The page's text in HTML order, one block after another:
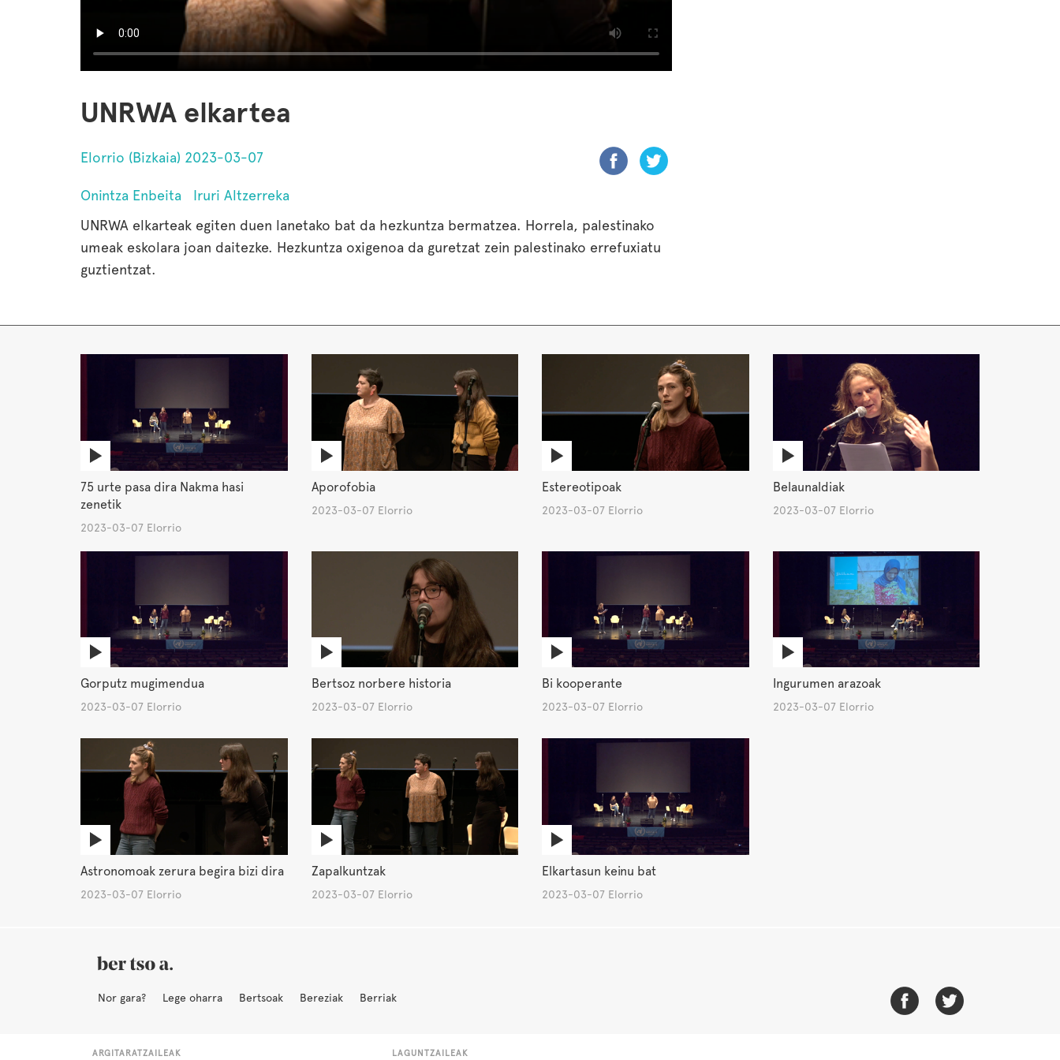
UNRWA elkartea
Elorrio (Bizkaia) 2023-03-07
Onintza Enbeita
Iruri Altzerreka
UNRWA elkarteak egiten duen lanetako bat da hezkuntza bermatzea. Horrela, palestinako
umeak eskolara joan daitezke. Hezkuntza oxigenoa da guretzat zein palestinako errefuxiatu
guztientzat.
75 urte pasa dira Nakma hasi
zenetik
2023-03-07 Elorrio
Aporofobia
2023-03-07 Elorrio
Estereotipoak
2023-03-07 Elorrio
Belaunaldiak
2023-03-07 Elorrio
Gorputz mugimendua
2023-03-07 Elorrio
Bertsoz norbere historia
2023-03-07 Elorrio
Bi kooperante
2023-03-07 Elorrio
Ingurumen arazoak
2023-03-07 Elorrio
Astronomoak zerura begira bizi dira
2023-03-07 Elorrio
Zapalkuntzak
2023-03-07 Elorrio
Elkartasun keinu bat
2023-03-07 Elorrio
Nor gara? Lege oharra Bertsoak Bereziak Berriak
ARGITARATZAILEAK LAGUNTZAILEAK